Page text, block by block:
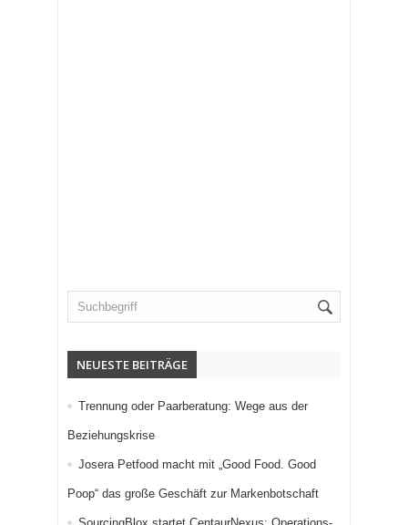
NEUESTE BEITRÄGE
Trennung oder Paarberatung: Wege aus der
Beziehungskrise
Josera Petfood macht mit „Good Food. Good
Poop“ das große Geschäft zur Markenbotschaft